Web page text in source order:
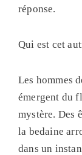
réponse.
Qui est cet
Les hommes
émergent du
mystère. Des
la bedaine
dans un